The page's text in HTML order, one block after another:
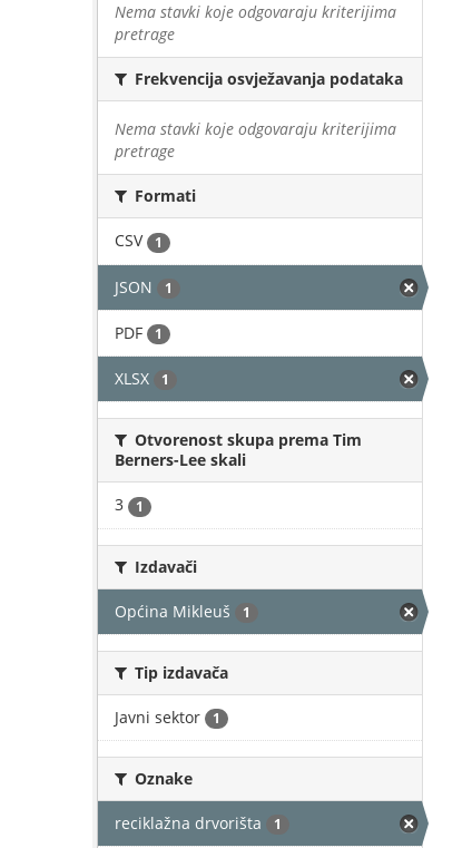
Nema stavki koje odgovaraju kriterijima
pretrage
Frekvencija osvježavanja podataka
Nema stavki koje odgovaraju kriterijima
pretrage
Formati
CSV 1
JSON 1
PDF 1
XLSX 1
Otvorenost skupa prema Tim
Berners-Lee skali
3 1
Izdavači
Općina Mikleuš 1
Tip izdavača
Javni sektor 1
Oznake
reciklažna drvorišta 1